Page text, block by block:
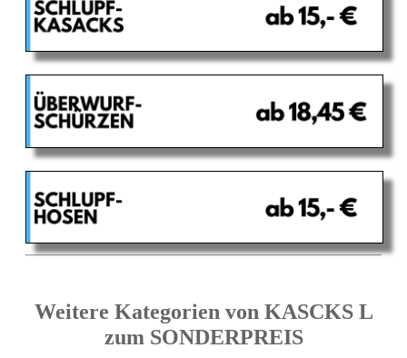
Weitere Kategorien von KASCKS L
zum SONDERPREIS